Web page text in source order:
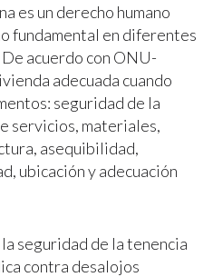
es un derecho humano
fundamental en diferentes
acuerdo con ONU-
adecuada cuando
seguridad de la
servicios, materiales,
asequibilidad,
ubicación y adecuación
seguridad de la tenencia
contra desalojos